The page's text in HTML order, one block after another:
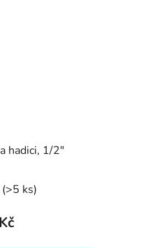
hadici, 1/2"
(>5 ks)